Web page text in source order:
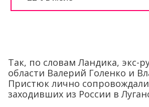
Так, по словам Ландика, экс-
области Валерий Голенко и
Пристюк лично
заходивших из России в